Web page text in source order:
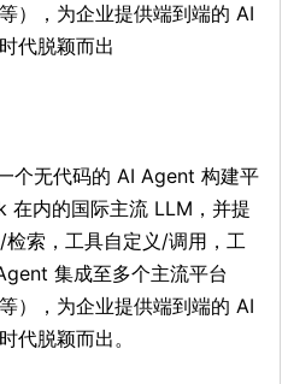
），为企业提供端到端的 AI
代脱颖而出
个无代码的 AI Agent 构建平
在内的国际主流 LLM，并提
索，工具自定义/调用，工
集成至多个主流平台
），为企业提供端到端的 AI
代脱颖而出。